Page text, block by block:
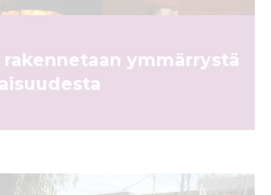
ymmärrystä